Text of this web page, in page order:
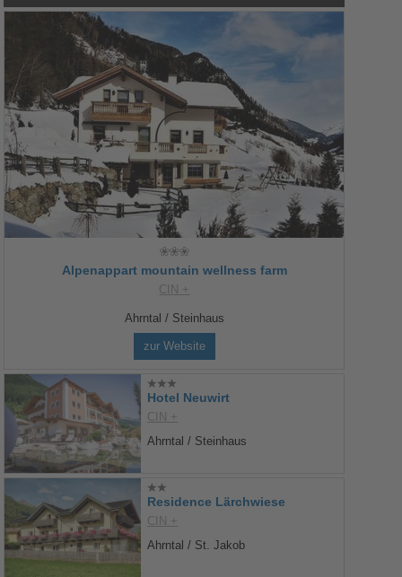
Alpenappart mountain wellness farm
CIN +
Ahrntal / Steinhaus
zur Website
Hotel Neuwirt
CIN +
Ahrntal / Steinhaus
Residence Lärchwiese
CIN +
Ahrntal / St. Jakob